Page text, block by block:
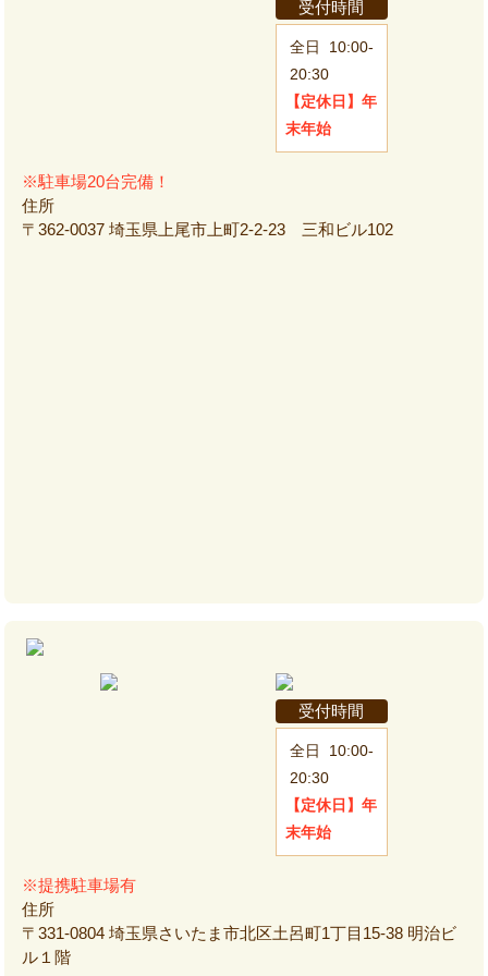
受付時間
全日
10:00-
20:30
【定休日】 年
末年始
※駐車場20台完備！
住所
〒362-0037 埼玉県上尾市上町2-2-23 三和ビル102
受付時間
全日
10:00-
20:30
【定休日】 年
末年始
※提携駐車場有
住所
〒331-0804 埼玉県さいたま市北区土呂町1丁目15-38 明治ビ
ル１階